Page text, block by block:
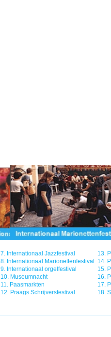
7. Internationaal Jazzfestival
8. Internationaal Marionettenfestival
9. Internationaal orgelfestival
10. Museumnacht
11. Paasmarkten
12. Praags Schrijversfestival
13.
14.
15.
16.
17.
18.